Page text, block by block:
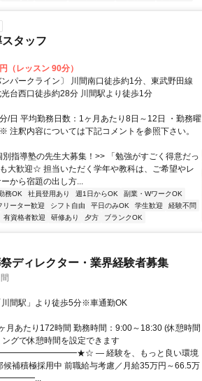
タッフ
（レッスン 90分）
パークライン〕 川間南口徒歩約1分、東武野田線
光台西口徒歩約28分 川間駅より徒歩1分
/日 平均勤務日数：1ヶ月あたり8日～12日 ・勤務曜
注釈内容については下記コメントを参照下さい。
指導塾の先生大募集！>> 「勉強がすごく得意だっ
大歓迎☆ 担当いただく学年や教科は、ご希望やレ
から宿題の出し方...
務OK 社員登用あり 週1日からOK
副業・WワークOK
リーター歓迎 シフト自由 平日のみOK 学生歓迎
経験不問
有資格者歓迎 研修あり 夕方 ブランクOK
ディレクター・業界経験者募集
間駅」より徒歩5分※車通勤OK
月あたり172時間 勤務時間：9:00～18:30 (休憩時間
グで休憩時間を設定できます
― 経験を、もっと良い環境
補積極採用中 前職給与考慮／月給35万円～66.5万